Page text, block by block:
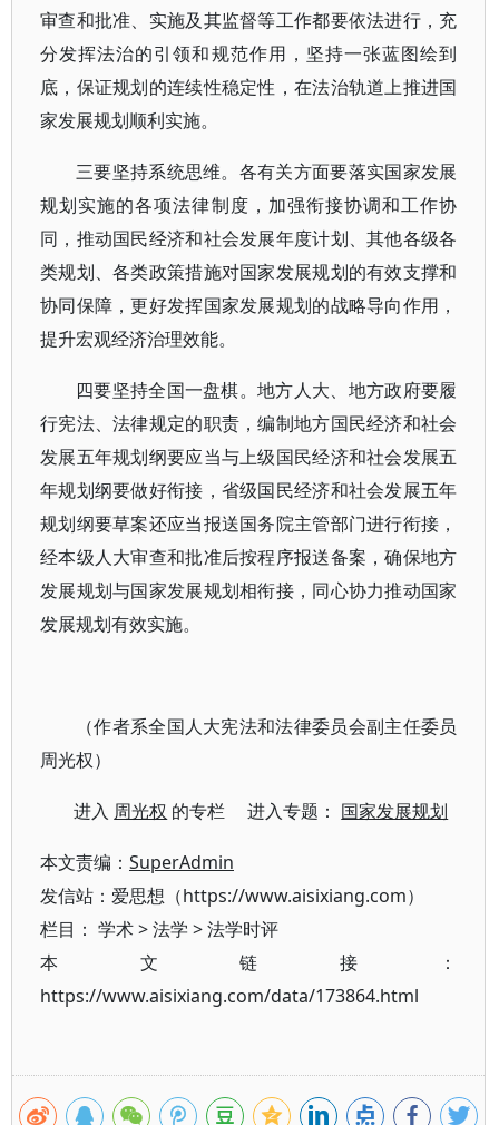
审查和批准、实施及其监督等工作都要依法进行，充
分发挥法治的引领和规范作用，坚持一张蓝图绘到
底，保证规划的连续性稳定性，在法治轨道上推进国
家发展规划顺利实施。
三要坚持系统思维。各有关方面要落实国家发展
规划实施的各项法律制度，加强衔接协调和工作协
同，推动国民经济和社会发展年度计划、其他各级各
类规划、各类政策措施对国家发展规划的有效支撑和
协同保障，更好发挥国家发展规划的战略导向作用，
提升宏观经济治理效能。
四要坚持全国一盘棋。地方人大、地方政府要履
行宪法、法律规定的职责，编制地方国民经济和社会
发展五年规划纲要应当与上级国民经济和社会发展五
年规划纲要做好衔接，省级国民经济和社会发展五年
规划纲要草案还应当报送国务院主管部门进行衔接，
经本级人大审查和批准后按程序报送备案，确保地方
发展规划与国家发展规划相衔接，同心协力推动国家
发展规划有效实施。
（作者系全国人大宪法和法律委员会副主任委员
周光权）
进入 周光权 的专栏 进入专题： 国家发展规划
本文责编： SuperAdmin
发信站：爱思想（https://www.aisixiang.com）
栏目： 学术>法学 >法学时评
本文链接：
https://www.aisixiang.com/data/173864.html